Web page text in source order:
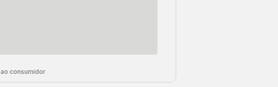
consumidor